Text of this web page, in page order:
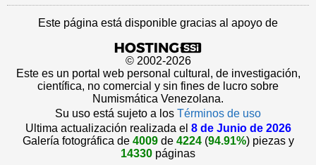
Este página está disponible gracias al apoyo de
© 2002-2026
Este es un portal web personal cultural, de investigación,
científica, no comercial y sin fines de lucro sobre
Numismática Venezolana.
Su uso está sujeto a los Términos de uso
Ultima actualización realizada el 8 de Junio de 2026
Galería fotográfica de 4009de 4224(94.91%) piezas y
14330 páginas